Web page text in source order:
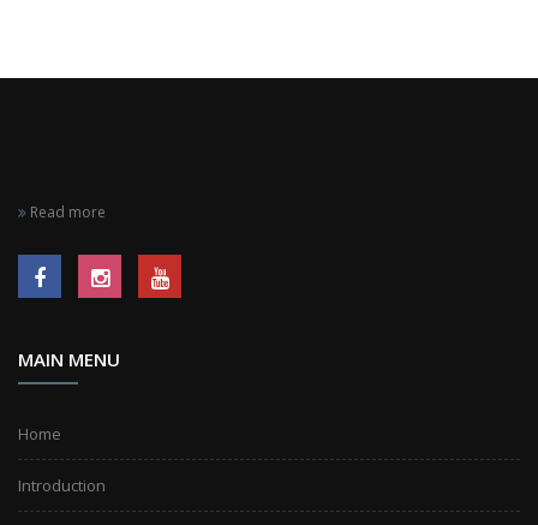
Read more
MAIN MENU
Home
Introduction